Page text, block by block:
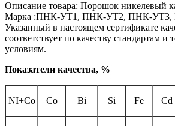
Описание товара: Порошок никелевый
Марка :ПНК-УТ1, ПНК-УТ2, ПНК-
Указанный в настоящем сертификате
соответствует по качеству стандартам и
условиям.
Показатели качества, %
NI+Co Co Bi Si Fe Cd